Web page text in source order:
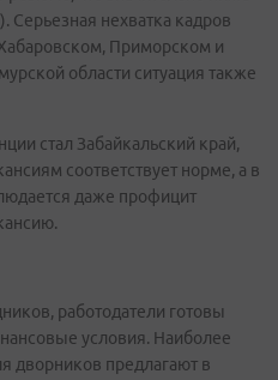
нехватка кадров
Приморском и
области ситуация также
стал Забайкальский край,
соответствует норме, а в
даже профицит
работодатели готовы
условия. Наиболее
дворников предлагают в